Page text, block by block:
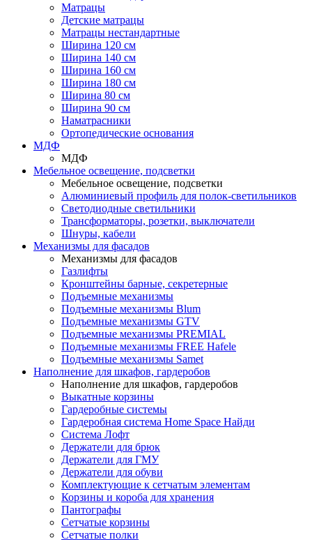
Матрацы
Детские матрацы
Матрацы нестандартные
Ширина 120 см
Ширина 140 см
Ширина 160 см
Ширина 180 см
Ширина 80 см
Ширина 90 см
Наматрасники
Ортопедические основания
МДФ
МДФ
Мебельное освещение, подсветки
Мебельное освещение, подсветки
Алюминиевый профиль для полок-светильников
Светодиодные светильники
Трансформаторы, розетки, выключатели
Шнуры, кабели
Механизмы для фасадов
Механизмы для фасадов
Газлифты
Кронштейны барные, секретерные
Подъемные механизмы
Подъемные механизмы Blum
Подъемные механизмы GTV
Подъемные механизмы PREMIAL
Подъемные механизмы FREE Hafele
Подъемные механизмы Samet
Наполнение для шкафов, гардеробов
Наполнение для шкафов, гардеробов
Выкатные корзины
Гардеробные системы
Гардеробная система Home Space Найди
Система Лофт
Держатели для брюк
Держатели для ГМУ
Держатели для обуви
Комплектующие к сетчатым элементам
Корзины и короба для хранения
Пантографы
Сетчатые корзины
Сетчатые полки